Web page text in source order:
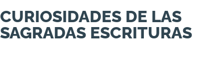
CURIOSIDADES DE LAS
SAGRADAS ESCRITURAS